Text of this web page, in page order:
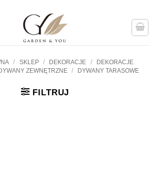
/ SKLEP / DEKORACJE /
DEKORACJE
ZEWNĘTRZNE / DYWANY TARASOWE
FILTRUJ